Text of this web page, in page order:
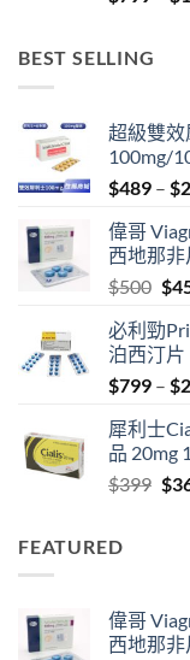
BEST SELLING
超級雙效
100mg/
$489 – $
偉哥
西地那
$500 $
必利勁
泊西汀片
$799 – $
犀利士
品 20mg
$399 $
FEATURED
偉哥
西地那